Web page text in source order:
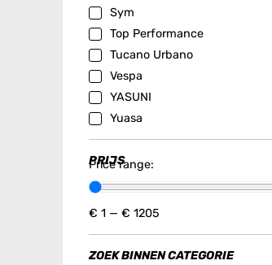
Sym
Top Performance
Tucano Urbano
Vespa
YASUNI
Yuasa
PRIJS
Price range:
€ 1 — € 1205
ZOEK BINNEN CATEGORIE